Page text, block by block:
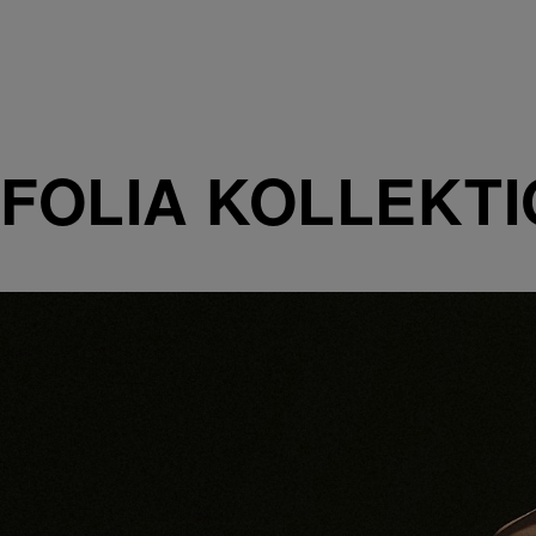
FOLIA